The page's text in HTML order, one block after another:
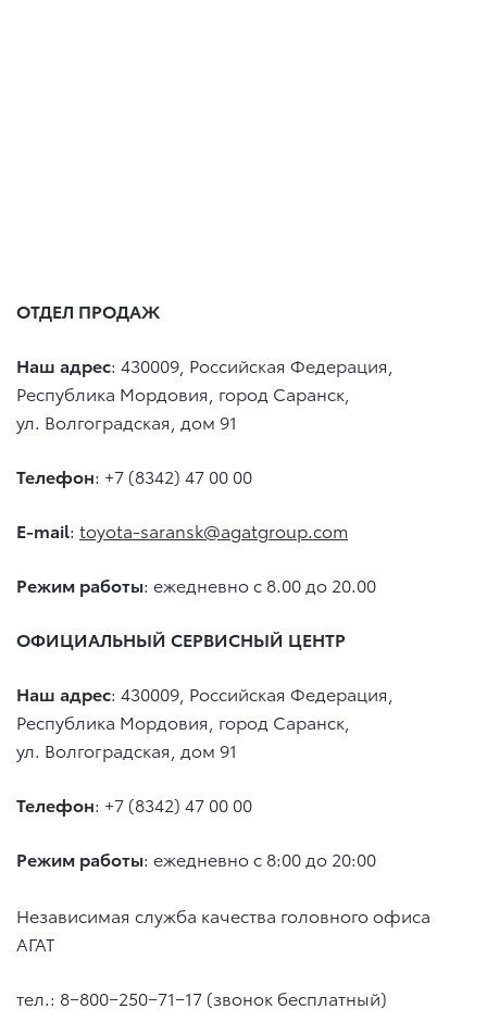
ОТДЕЛ ПРОДАЖ
Наш адрес: 430009, Российская Федерация,
Республика Мордовия, город Саранск,
ул. Волгоградская, дом 91
Телефон: +7 (8342) 47 00 00
E-mail: toyota-saransk@agatgroup.com
Режим работы: ежедневно с 8.00 до 20.00
ОФИЦИАЛЬНЫЙ СЕРВИСНЫЙ ЦЕНТР
Наш адрес: 430009, Российская Федерация,
Республика Мордовия, город Саранск,
ул. Волгоградская, дом 91
Телефон: +7 (8342) 47 00 00
Режим работы: ежедневно с 8:00 до 20:00
Независимая служба качества головного офиса
АГАТ
тел.: 8−800−250−71−17 (звонок бесплатный)